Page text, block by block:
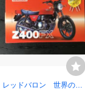
レッドバロン 世界の名